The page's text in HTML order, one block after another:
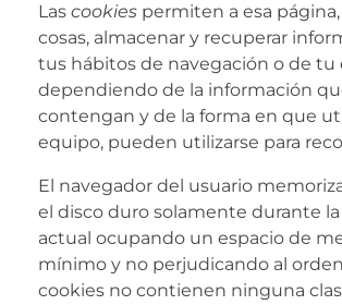
Las cookies permiten a esa
cosas, almacenar y recuperar
tus hábitos de navegación o de tu
dependiendo de la información
contengan y de la forma en que
equipo, pueden utilizarse para
El navegador del usuario
el disco duro solamente durante la
actual ocupando un espacio de
mínimo y no perjudicando al
cookies no contienen ninguna